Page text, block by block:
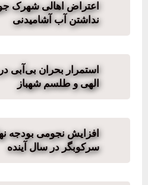
اعتراض اهالی شهرک
نداشتن آب آشامیدنی
استمرار بحران بی‌آبی
الهی و طلسم شهباز
افزایش نجومی بودجه
سرکوبگر در سال آینده